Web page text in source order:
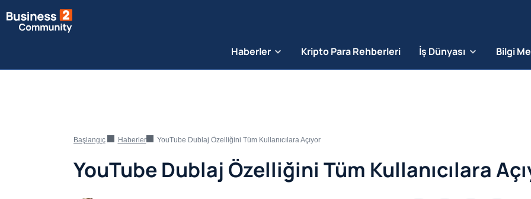
Haberler Kripto Para Rehberleri İş Dünyası Bilgi
Başlangıç Haberler YouTube Dublaj Özelliğini Tüm Kullanıcılara Açıyor
YouTube Dublaj Özelliğini Tüm Kullanıcılara